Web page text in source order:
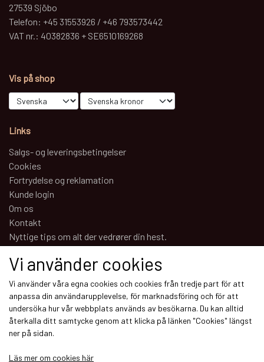
27539 Sjöbo
Telefon: +45 31553926 / +46 793573442
VAT nr.: 40382836 + SE6510169268
Vis på shop
Links
Salgs- og leveringsbetingelser
Cookies
Fortrydelse og reklamation
Kunde login
Om os
Kontakt
Nyttige tips om alt der vedrører din hest.
Sociale medier
Modtag vores nyhedsbrev via e-mail
Vi använder cookies
Vi använder våra egna cookies och cookies från tredje part för att
anpassa din användarupplevelse, för marknadsföring och för att
undersöka hur vår webbplats används av besökarna. Du kan alltid
återkalla ditt samtycke genom att klicka på länken "Cookies" längst
ner på sidan.
Läs mer om cookies här